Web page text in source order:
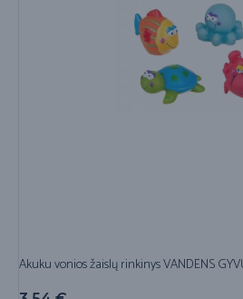
Akuku vonios žaislų rinkinys VANDENS